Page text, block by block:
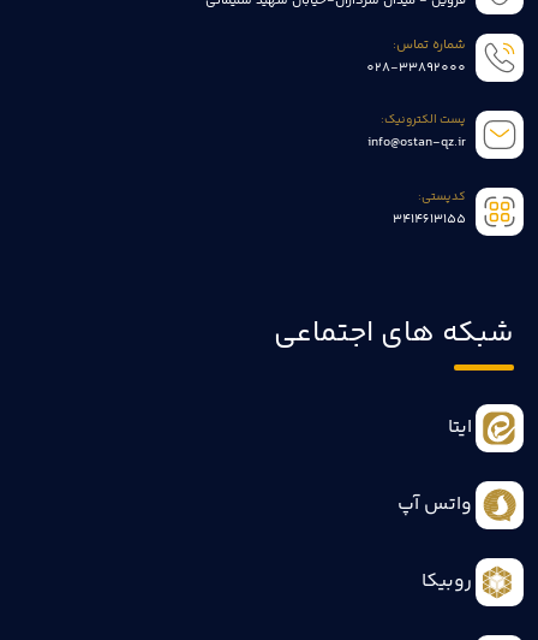
شماره تماس:
028-33892000
پست الکترونیک:
info@ostan-qz.ir
کدپستی:
3414613155
شبکه های اجتماعی
ایتا
واتس آپ
روبیکا